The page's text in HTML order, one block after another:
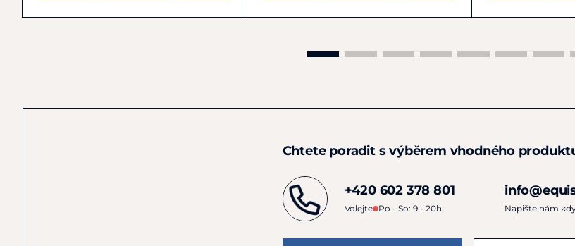
Chtete poradit s výběrem vhodného
+420 602 378 801
Volejte Po - So: 9 - 20h Napište nám